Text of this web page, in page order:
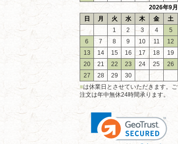
2026年9月
日
月 火 水 木 金
土
1
2 3 4
5
6
7 8 9 10 11
12
13
14 15 16 17 18
19
20
21 22 23 24 25
26
27
28 29
30
■は休業日とさせていただきます。ご
注文は年中無休24時間承ります。